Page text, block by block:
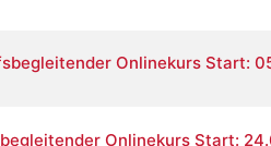
Onlinekurs Start:
Onlinekurs Start: